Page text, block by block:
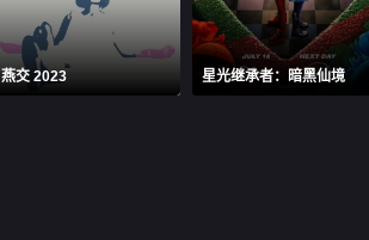
燕交 2023 星光继承者：暗黑仙境